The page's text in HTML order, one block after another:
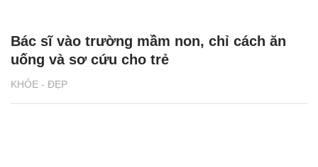
KHỎE - ĐẸP
Bác sĩ vào trường mầm non, chỉ cách ăn
uống và sơ cứu cho trẻ